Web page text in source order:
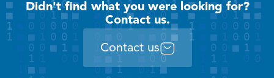
Didn't find what you were looking for?
Contact us.
Contact us